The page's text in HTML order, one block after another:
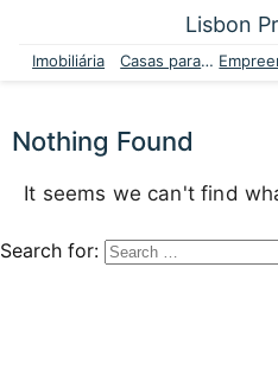
Lisbon
Imobiliária Casas para venda
Nothing Found
It seems we can't find
Search for: